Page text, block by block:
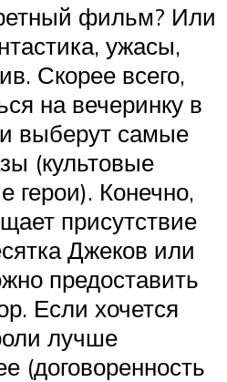
фильм? Или
ужасы,
Скорее всего,
на вечеринку в
выберут самые
(культовые
Конечно,
присутствие
Джеков или
предоставить
Если хочется
лучше
(договоренность